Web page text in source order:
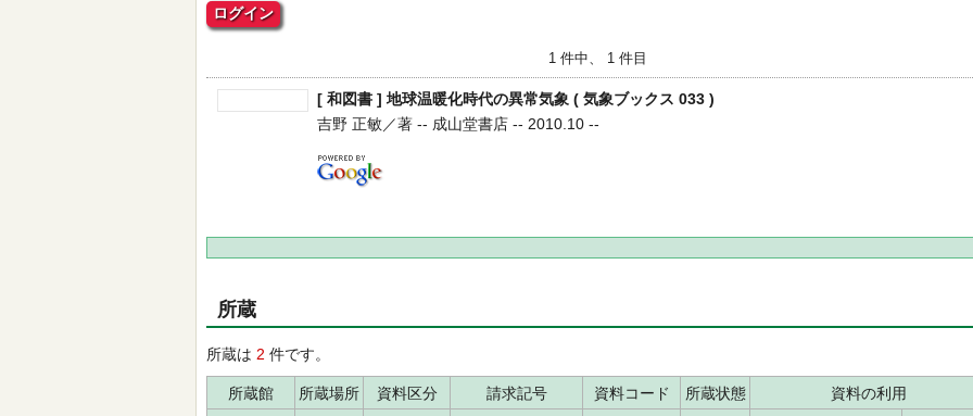
ログイン
1 件中、 1 件目
[ 和図書 ] 地球温暖化時代の異常気象 ( 気象ブックス 033 )
吉野 正敏／著 -- 成山堂書店 -- 2010.10 --
所蔵
所蔵は 2 件です。
所蔵館 所蔵場所 資料区分 請求記号 資料コード 所蔵状態
資料の利用